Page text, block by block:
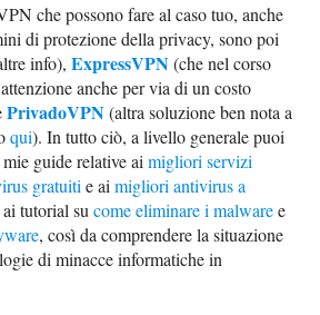
che possono fare al caso tuo, anche
di protezione della privacy, sono poi
info),ExpressVPN(che nel corso
anche per via di un costo
PrivadoVPN(altra soluzione ben nota a
qui). In tutto ciò, a livello generale puoi
guide relative aimigliori servizi
gratuiti e aimigliori antivirus a
ai tutorial sucome eliminare i malwaree
, così da comprendere la situazione
di minacce informatiche in